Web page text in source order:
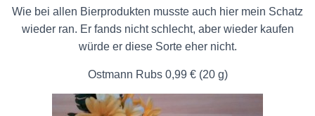
Wie bei allen Bierprodukten musste auch hier mein Schatz
wieder ran. Er fands nicht schlecht, aber wieder kaufen
würde er diese Sorte eher nicht.
Ostmann Rubs 0,99 € (20 g)